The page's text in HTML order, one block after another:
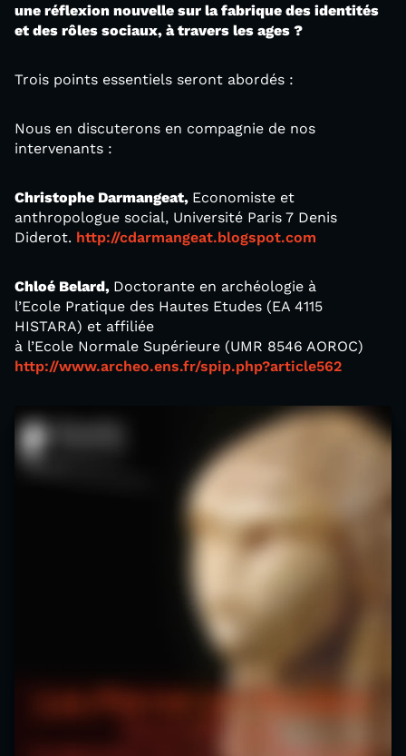
une réflexion nouvelle sur la fabrique des identités
et des rôles sociaux, à travers les ages ?
Trois points essentiels seront abordés :
Nous en discuterons en compagnie de nos
intervenants :
Christophe Darmangeat, Economiste et
anthropologue social, Université Paris 7 Denis
Diderot. http://cdarmangeat.blogspot.com
Chloé Belard, Doctorante en archéologie à
l’Ecole Pratique des Hautes Etudes (EA 4115
HISTARA) et affiliée
à l’Ecole Normale Supérieure (UMR 8546 AOROC)
http://www.archeo.ens.fr/spip.php?article562